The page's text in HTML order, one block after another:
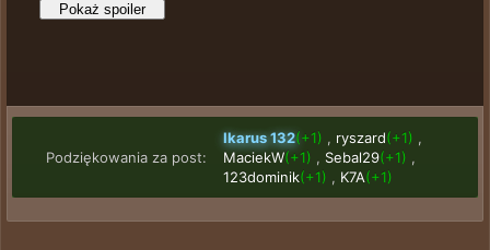
Podziękowania za post:
Ikarus 132(+1) , ryszard(+1) ,
MaciekW(+1) , Sebal29(+1) ,
123dominik(+1) , K7A(+1)